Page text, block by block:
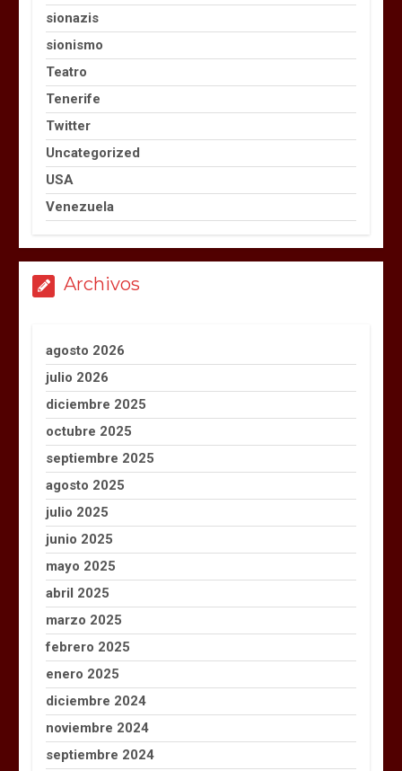
sionazis
sionismo
Teatro
Tenerife
Twitter
Uncategorized
USA
Venezuela
Archivos
agosto 2026
julio 2026
diciembre 2025
octubre 2025
septiembre 2025
agosto 2025
julio 2025
junio 2025
mayo 2025
abril 2025
marzo 2025
febrero 2025
enero 2025
diciembre 2024
noviembre 2024
septiembre 2024